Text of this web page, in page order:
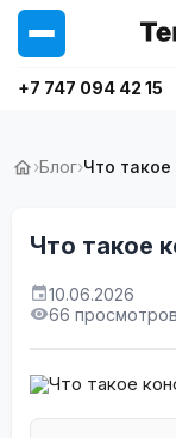
+7 747 094 42 15
›Блог›Что
Что такое
10.06.2026
66 просмотров